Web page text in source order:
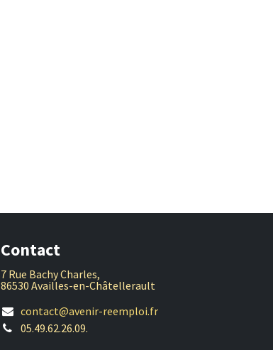
Contact
7 Rue Bachy Charles,
86530 Availles-en-Châtellerault
contact@avenir-reemploi.fr
05.49.62.26.09.